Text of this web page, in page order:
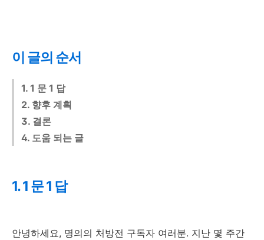
이 글의 순서
1. 1 문 1 답
2. 향후 계획
3. 결론
4. 도움 되는 글
1. 1 문 1 답
안녕하세요, 명의의 처방전 구독자 여러분. 지난 몇 주간